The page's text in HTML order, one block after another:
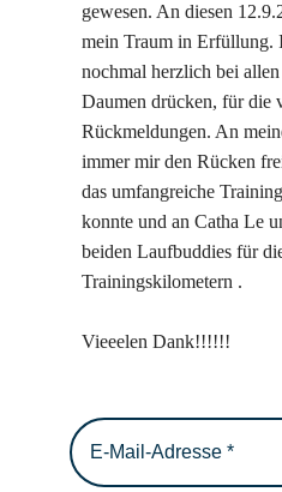
gewesen. An diesen
mein Traum in Erfüllung.
nochmal herzlich bei
Daumen drücken, für die
Rückmeldungen. An
immer mir den Rücken
das umfangreiche
konnte und an Catha Le
beiden Laufbuddies für
Trainingskilometern .
Vieeelen Dank!!!!!!